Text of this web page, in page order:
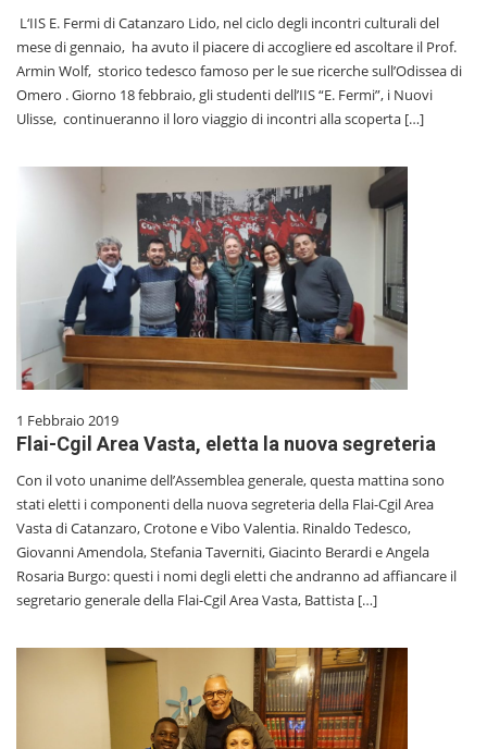
L‘IIS E. Fermi di Catanzaro Lido, nel ciclo degli incontri culturali del
mese di gennaio, ha avuto il piacere di accogliere ed ascoltare il Prof.
Armin Wolf, storico tedesco famoso per le sue ricerche sull’Odissea di
Omero . Giorno 18 febbraio, gli studenti dell’IIS “E. Fermi”, i Nuovi
Ulisse, continueranno il loro viaggio di incontri alla scoperta […]
1 Febbraio 2019
Flai-Cgil Area Vasta, eletta la nuova segreteria
Con il voto unanime dell’Assemblea generale, questa mattina sono
stati eletti i componenti della nuova segreteria della Flai-Cgil Area
Vasta di Catanzaro, Crotone e Vibo Valentia. Rinaldo Tedesco,
Giovanni Amendola, Stefania Taverniti, Giacinto Berardi e Angela
Rosaria Burgo: questi i nomi degli eletti che andranno ad affiancare il
segretario generale della Flai-Cgil Area Vasta, Battista […]